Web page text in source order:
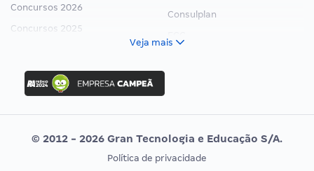
Concursos 2026
Concursos 2025
Concurso Ibama
Concurso MPU
Editais publicados
Consulplan
Vunesp
CONCURSOS POR PROFISSÃO
EXAME DE ORDEM
Veja mais
© 2012 - 2026 Gran Tecnologia e Educação S/A.
Política de privacidade